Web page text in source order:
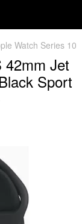
Watch Series 10
42mm Jet
Sport